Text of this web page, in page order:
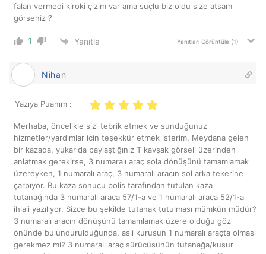
falan vermedi kiroki çizim var ama suçlu biz oldu size atsam
görseniz ?
1 Yanıtla Yanıtları Görüntüle (1)
Nihan
Yazıya Puanım :
Merhaba, öncelikle sizi tebrik etmek ve sunduğunuz
hizmetler/yardımlar için teşekkür etmek isterim. Meydana gelen
bir kazada, yukarıda paylaştığınız T kavşak görseli üzerinden
anlatmak gerekirse, 3 numaralı araç sola dönüşünü tamamlamak
üzereyken, 1 numaralı araç, 3 numaralı aracın sol arka tekerine
çarpıyor. Bu kaza sonucu polis tarafından tutulan kaza
tutanağında 3 numaralı araca 57/1-a ve 1 numaralı araca 52/1-a
ihlali yazılıyor. Sizce bu şekilde tutanak tutulması mümkün müdür?
3 numaralı aracın dönüşünü tamamlamak üzere olduğu göz
önünde bulundurulduğunda, asli kurusun 1 numaralı araçta olması
gerekmez mi? 3 numaralı araç sürücüsünün tutanağa/kusur